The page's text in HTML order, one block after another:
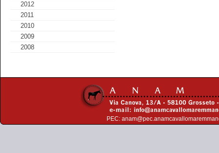
2012
2011
2010
2009
2008
PEC: